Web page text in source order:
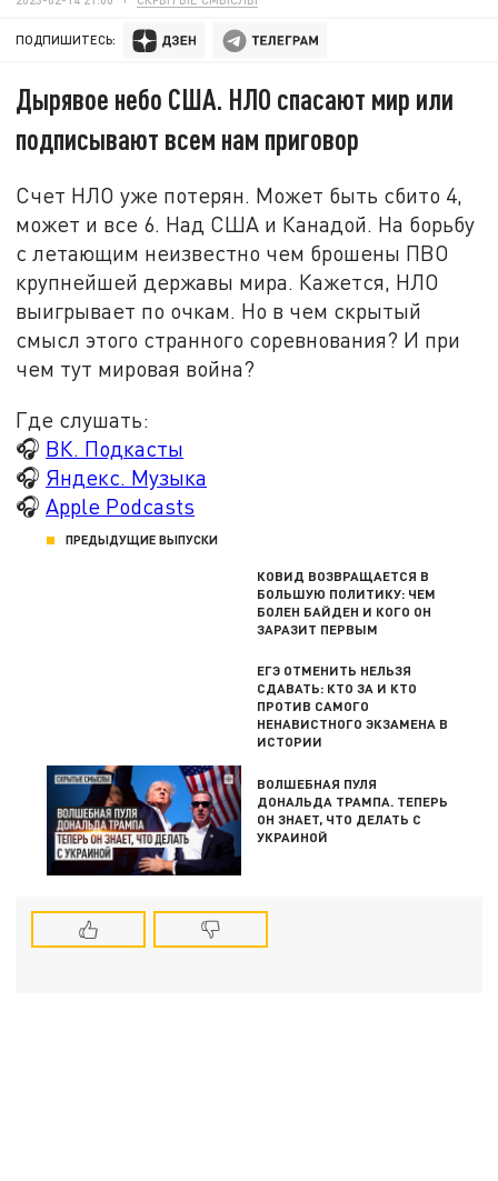
ПОДПИШИТЕСЬ:
Дырявое небо США. НЛО спасают мир или
подписывают всем нам приговор
Счет НЛО уже потерян. Может быть сбито 4,
может и все 6. Над США и Канадой. На борьбу
с летающим неизвестно чем брошены ПВО
крупнейшей державы мира. Кажется, НЛО
выигрывает по очкам. Но в чем скрытый
смысл этого странного соревнования? И при
чем тут мировая война?
Где слушать:
🎧 ВК. Подкасты
🎧 Яндекс. Музыка
🎧 Apple Podcasts
ПРЕДЫДУЩИЕ ВЫПУСКИ
КОВИД ВОЗВРАЩАЕТСЯ В
БОЛЬШУЮ ПОЛИТИКУ: ЧЕМ
БОЛЕН БАЙДЕН И КОГО ОН
ЗАРАЗИТ ПЕРВЫМ
ЕГЭ ОТМЕНИТЬ НЕЛЬЗЯ
СДАВАТЬ: КТО ЗА И КТО
ПРОТИВ САМОГО
НЕНАВИСТНОГО ЭКЗАМЕНА В
ИСТОРИИ
ВОЛШЕБНАЯ ПУЛЯ
ДОНАЛЬДА ТРАМПА. ТЕПЕРЬ
ОН ЗНАЕТ, ЧТО ДЕЛАТЬ С
УКРАИНОЙ